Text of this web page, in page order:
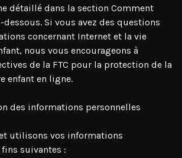
détaillé dans la section Comment
Si vous avez des questions
concernant Internet et la vie
nous vous encourageons à
de la FTC pour la protection de la
enfant en ligne.
des informations personnelles
utilisons vos informations
suivantes :